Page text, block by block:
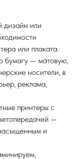
дизайн или
или плаката.
бумагу — матовую,
носители, в
реклама,
принтеры с
—
и